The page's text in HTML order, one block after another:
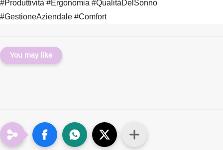
#Produttività #Ergonomia #QualitàDelSonno
#GestioneAziendale #Comfort
You may like